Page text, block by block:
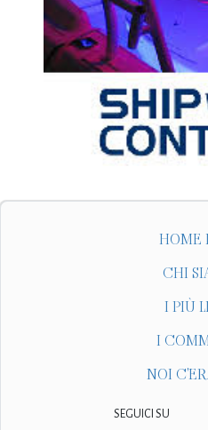
HOME
CHI
I PIÙ
I
NOI
SEGUICI SU